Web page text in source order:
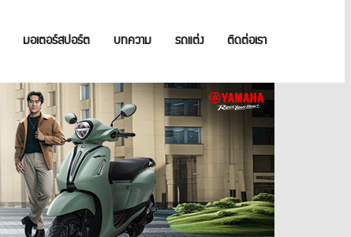
มอเตอร์สปอร์ต บทความ รถแต่ง ติดต่อเรา